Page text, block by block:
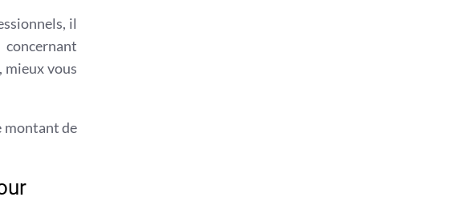
il
mieux vous
montant de